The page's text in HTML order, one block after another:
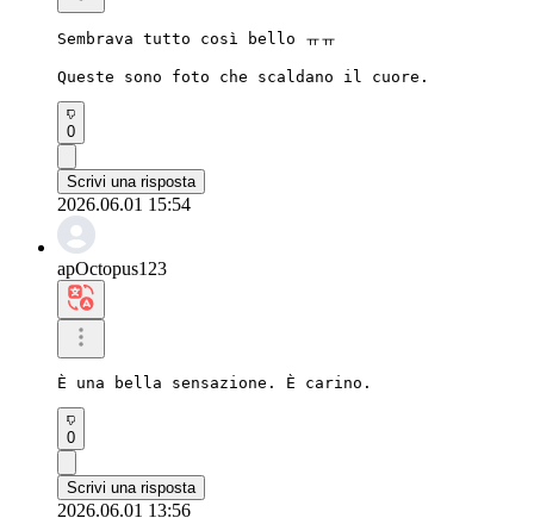
Sembrava tutto così bello ㅠㅠ
Queste sono foto che scaldano il cuore.
0
Scrivi una risposta
2026.06.01 15:54
apOctopus123
È una bella sensazione. È carino.
0
Scrivi una risposta
2026.06.01 13:56